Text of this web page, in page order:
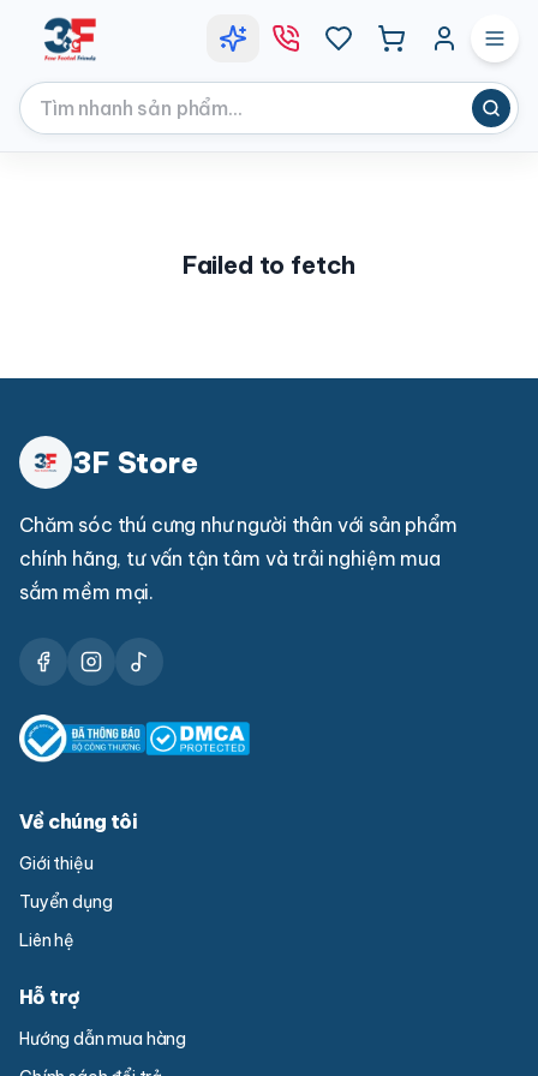
Failed to fetch
3F Store
Chăm sóc thú cưng như người thân với sản phẩm
chính hãng, tư vấn tận tâm và trải nghiệm mua
sắm mềm mại.
Về chúng tôi
Giới thiệu
Tuyển dụng
Liên hệ
Hỗ trợ
Hướng dẫn mua hàng